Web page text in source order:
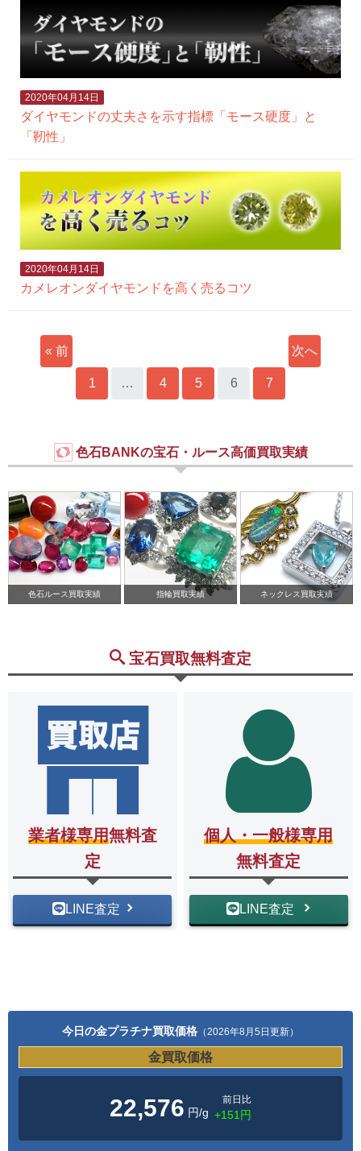
2020年04月14日
ダイヤモンドの丈夫さを示す指標「モース硬度」と
「靭性」
2020年04月14日
カメレオンダイヤモンドを高く売るコツ
« 前
1 … 4 5 6 7
次へ
色石BANKの宝石・ルース高価買取実績
色石ルース買取実績 指輪買取実績 ネックレス買取実績
宝石買取無料査定
業者様専用無料査
定
LINE査定
個人・一般様専用
無料査定
LINE査定
今日の金プラチナ買取価格 （2026年8月5日更新）
金買取価格
22,576 円/g
前日比
+151円